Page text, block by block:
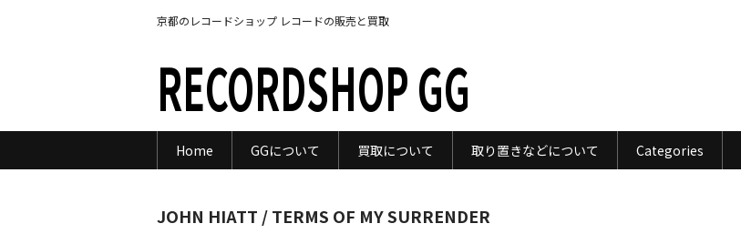
京都のレコードショップ レコードの販売と買取
RECORDSHOP GG
Home GGについて 買取について 取り置きなどについて Categories
JOHN HIATT / TERMS OF MY SURRENDER